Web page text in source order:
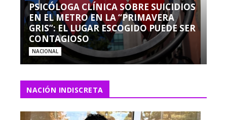
PSICÓLOGA CLÍNICA SOBRE SUICIDIOS
EN EL METRO EN LA “PRIMAVERA
GRIS”: EL LUGAR ESCOGIDO PUEDE SER
CONTAGIOSO
NACIONAL
NACIÓN INDISCRETA